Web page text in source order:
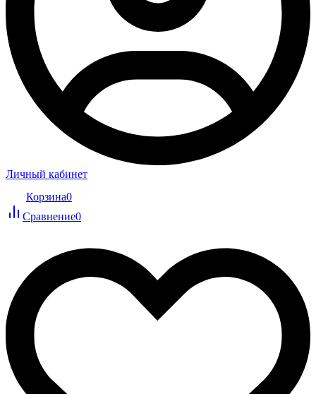
Личный кабинет
Корзина0
Сравнение0